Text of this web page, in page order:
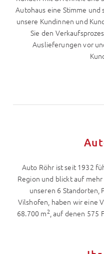
Autohaus eine Stimme
unsere Kundinnen und
Sie den
Auslieferungen vor
Auto Röhr ist seit 1932
Region und blickt auf
unseren 6 Standorten,
Vilshofen, haben wir eine
68.700 m2, auf denen 575